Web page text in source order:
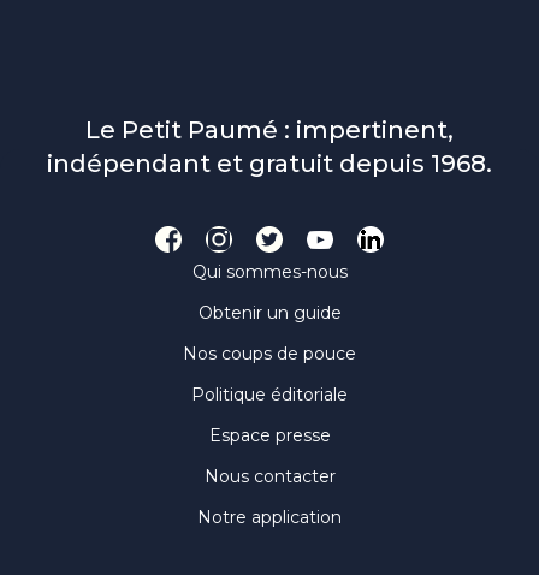
Le Petit Paumé : impertinent,
indépendant et gratuit depuis 1968.
Qui sommes-nous
Obtenir un guide
Nos coups de pouce
Politique éditoriale
Espace presse
Nous contacter
Notre application